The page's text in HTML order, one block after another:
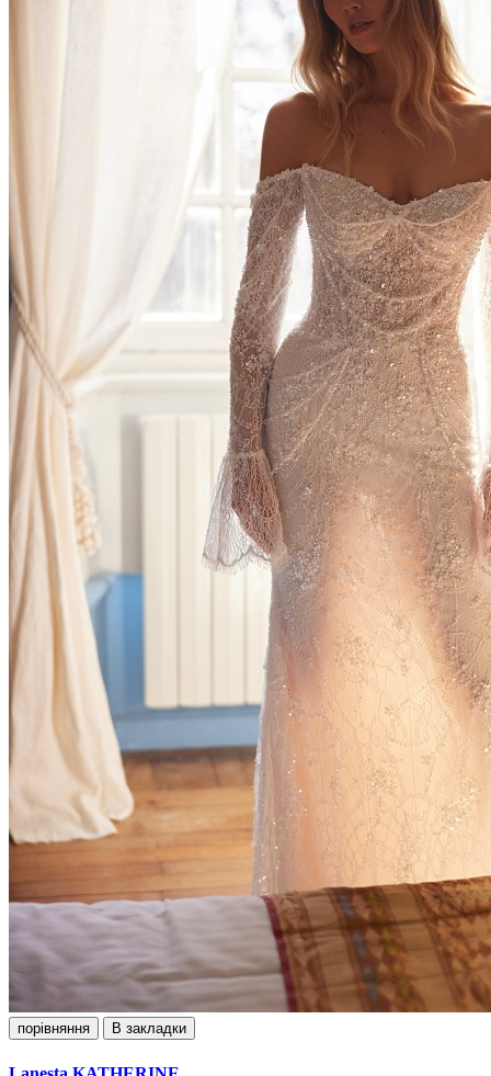
порівняння В закладки